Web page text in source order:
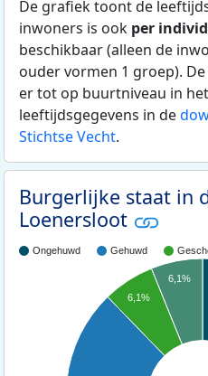
De grafiek toont de
inwoners is ook per
beschikbaar (alleen de
ouder vormen 1 groep).
er tot op buurtniveau in
leeftijdsgegevens in de
Stichtse Vecht.
Burgerlijke staat in
Loenersloot
Ongehuwd Gehuwd
6,1%
6,1%